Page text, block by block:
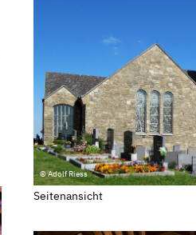
© Adolf Riess
Seitenansicht